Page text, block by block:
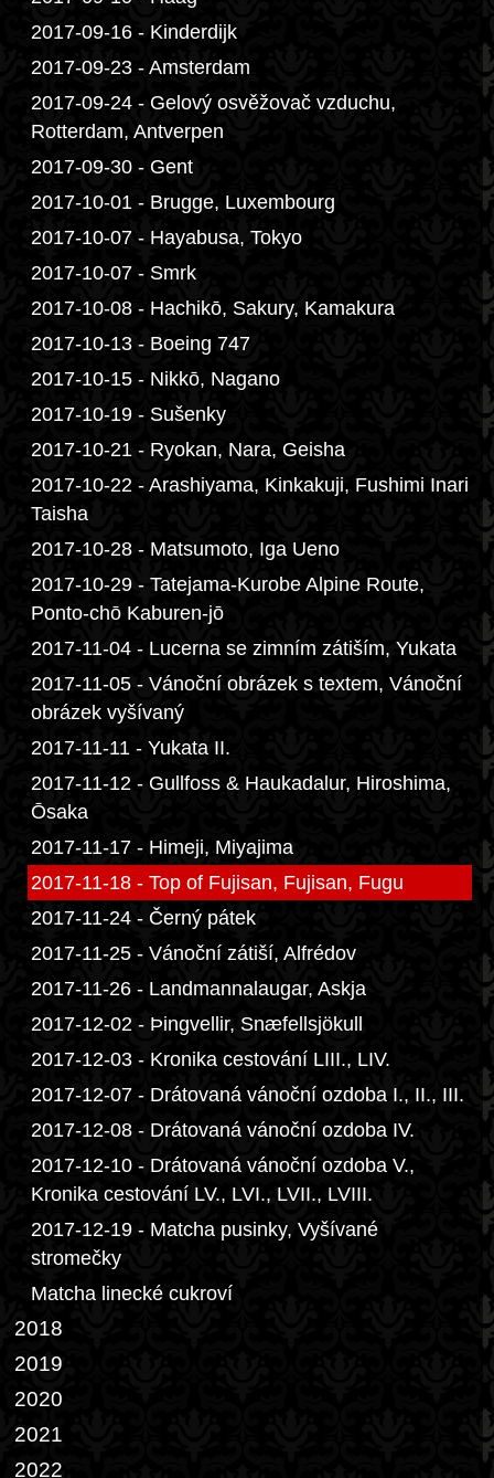
2017-09-16 - Kinderdijk
2017-09-23 - Amsterdam
2017-09-24 - Gelový osvěžovač vzduchu,
Rotterdam, Antverpen
2017-09-30 - Gent
2017-10-01 - Brugge, Luxembourg
2017-10-07 - Hayabusa, Tokyo
2017-10-07 - Smrk
2017-10-08 - Hachikō, Sakury, Kamakura
2017-10-13 - Boeing 747
2017-10-15 - Nikkō, Nagano
2017-10-19 - Sušenky
2017-10-21 - Ryokan, Nara, Geisha
2017-10-22 - Arashiyama, Kinkakuji, Fushimi Inari
Taisha
2017-10-28 - Matsumoto, Iga Ueno
2017-10-29 - Tatejama-Kurobe Alpine Route,
Ponto-chō Kaburen-jō
2017-11-04 - Lucerna se zimním zátiším, Yukata
2017-11-05 - Vánoční obrázek s textem, Vánoční
obrázek vyšívaný
2017-11-11 - Yukata II.
2017-11-12 - Gullfoss & Haukadalur, Hiroshima,
Ōsaka
2017-11-17 - Himeji, Miyajima
2017-11-18 - Top of Fujisan, Fujisan, Fugu
2017-11-24 - Černý pátek
2017-11-25 - Vánoční zátiší, Alfrédov
2017-11-26 - Landmannalaugar, Askja
2017-12-02 - Þingvellir, Snæfellsjökull
2017-12-03 - Kronika cestování LIII., LIV.
2017-12-07 - Drátovaná vánoční ozdoba I., II., III.
2017-12-08 - Drátovaná vánoční ozdoba IV.
2017-12-10 - Drátovaná vánoční ozdoba V.,
Kronika cestování LV., LVI., LVII., LVIII.
2017-12-19 - Matcha pusinky, Vyšívané
stromečky
Matcha linecké cukroví
2018
2019
2020
2021
2022